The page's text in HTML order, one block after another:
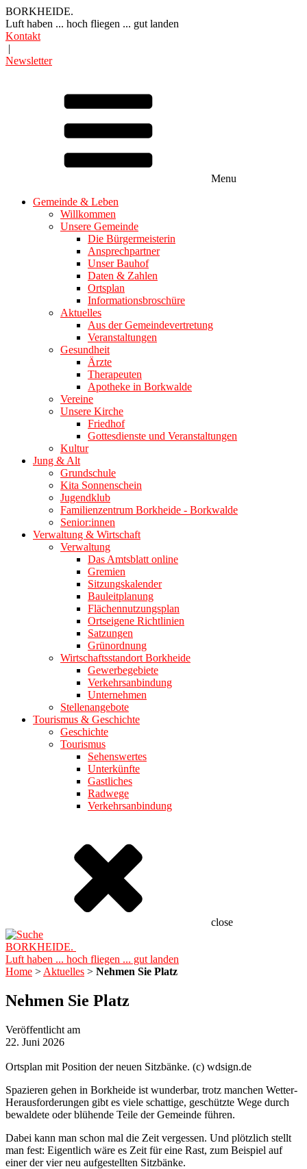
BORKHEIDE.
Luft haben ... hoch fliegen ... gut landen
Kontakt
|
Newsletter
Menu
Gemeinde & Leben
Willkommen
Unsere Gemeinde
Die Bürgermeisterin
Ansprechpartner
Unser Bauhof
Daten & Zahlen
Ortsplan
Informationsbroschüre
Aktuelles
Aus der Gemeindevertretung
Veranstaltungen
Gesundheit
Ärzte
Therapeuten
Apotheke in Borkwalde
Vereine
Unsere Kirche
Friedhof
Gottesdienste und Veranstaltungen
Kultur
Jung & Alt
Grundschule
Kita Sonnenschein
Jugendklub
Familienzentrum Borkheide - Borkwalde
Senior:innen
Verwaltung & Wirtschaft
Verwaltung
Das Amtsblatt online
Gremien
Sitzungskalender
Bauleitplanung
Flächennutzungsplan
Ortseigene Richtlinien
Satzungen
Grünordnung
Wirtschaftsstandort Borkheide
Gewerbegebiete
Verkehrsanbindung
Unternehmen
Stellenangebote
Tourismus & Geschichte
Geschichte
Tourismus
Sehenswertes
Unterkünfte
Gastliches
Radwege
Verkehrsanbindung
close
BORKHEIDE.
Luft haben ... hoch fliegen ... gut landen
Home > Aktuelles > Nehmen Sie Platz
Nehmen Sie Platz
Veröffentlicht am
22. Juni 2026
Ortsplan mit Position der neuen Sitzbänke. (c) wdsign.de
Spazieren gehen in Borkheide ist wunderbar, trotz manchen Wetter-
Herausforderungen gibt es viele schattige, geschützte Wege durch
bewaldete oder blühende Teile der Gemeinde führen.
Dabei kann man schon mal die Zeit vergessen. Und plötzlich stellt
man fest: Eigentlich wäre es Zeit für eine Rast, zum Beispiel auf
einer der vier neu aufgestellten Sitzbänke.